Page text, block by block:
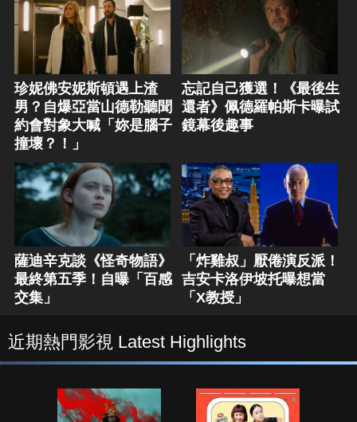
珍妮佛安妮斯頓遇上渣
男？自爆亞當山德勒聽聞
約會對象大喊「妳是腦子
撞壞？！」
忘記自己獲選！《最後生
還者》佩德羅帕斯卡曝試
鏡幕後趣事
薩迪辛克談《怪奇物語》
最終第五季！自曝「百感
交集」
「炸雞叔」厭倦演反派！
吉安卡洛伊坡托曝想當
「X教授」
近期熱門影視 Latest Highlights